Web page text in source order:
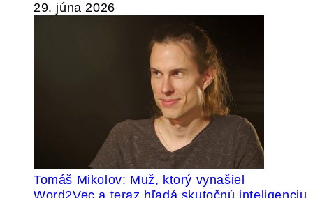
29. júna 2026
Tomáš Mikolov: Muž, ktorý vynašiel
Word2Vec a teraz hľadá skutočnú inteligenciu